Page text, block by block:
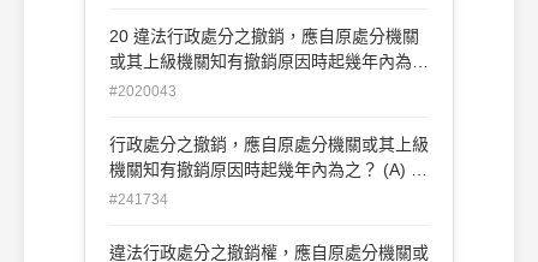
20 違法行政處分之撤銷，應自原處分機關
或其上級機關知有撤銷原因時起幾年內為
之？ (A)2 年 (B)5 年 (C)10 年 (D)15 年
#2020043
行政處分之撤銷，應自原處分機關或其上級
機關知有撤銷原因時起幾年內為之？ (A) 二
年 (B)三年 (C)四年 (D)五年
#241734
違法行政處分之撤銷權，應自原處分機關或